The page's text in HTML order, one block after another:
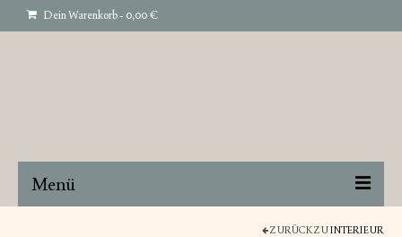
Dein Warenkorb- 0,00€
Menü
ZURÜCK ZUINTERIEUR